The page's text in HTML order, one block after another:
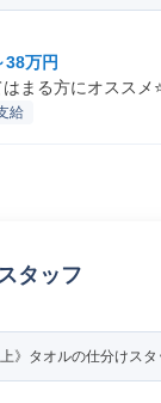
38万円
まる方にオススメ
給
タッフ
》タオルの仕分けス